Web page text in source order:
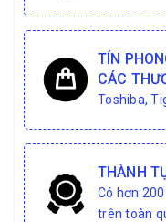
TÍN
CÁC
Toshiba,
THÀNH
Có hơn
trên toàn